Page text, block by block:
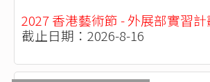
2027 香港藝術節 - 外展部實習計
截止日期：2026-8-16